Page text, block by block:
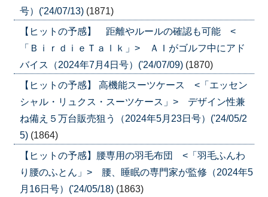
号）('24/07/13) (1871)
【ヒットの予感】 距離やルールの確認も可能 <
「ＢｉｒｄｉｅＴａｌｋ」> ＡＩがゴルフ中にアド
バイス（2024年7月4日号）('24/07/09) (1870)
【ヒットの予感】 高機能スーツケース <「エッセン
シャル・リュクス・スーツケース」> デザイン性兼
ね備え５万台販売狙う（2024年5月23日号）('24/05/2
5) (1864)
【ヒットの予感】腰専用の羽毛布団 <「羽毛ふんわ
り腰のふとん」> 腰、睡眠の専門家が監修（2024年5
月16日号）('24/05/18) (1863)